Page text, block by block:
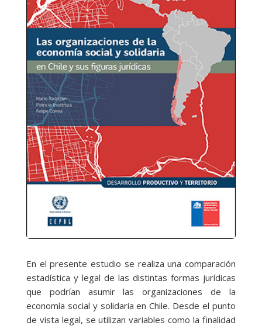
En el presente estudio se realiza una comparación
estadística y legal de las distintas formas jurídicas
que podrían asumir las organizaciones de la
economía social y solidaria en Chile. Desde el punto
de vista legal, se utilizan variables como la finalidad